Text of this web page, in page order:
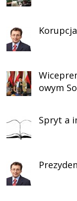
owym
Spryt a